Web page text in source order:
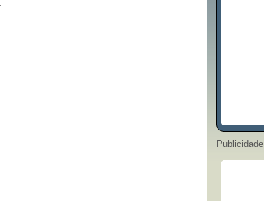
Publicidade